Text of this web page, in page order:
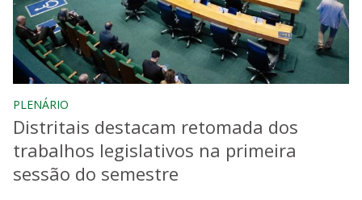
PLENÁRIO
Distritais destacam retomada dos
trabalhos legislativos na primeira
sessão do semestre